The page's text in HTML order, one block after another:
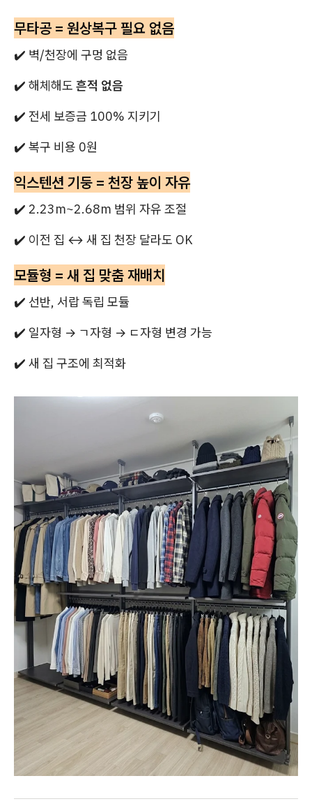
무타공 = 원상복구 필요 없음
✔️ 벽/천장에 구멍 없음
✔️ 해체해도 흔적 없음
✔️ 전세 보증금 100% 지키기
✔️ 복구 비용 0원
익스텐션 기둥 = 천장 높이 자유
✔️ 2.23m~2.68m 범위 자유 조절
✔️ 이전 집 ↔ 새 집 천장 달라도 OK
모듈형 = 새 집 맞춤 재배치
✔️ 선반, 서랍 독립 모듈
✔️ 일자형 → ㄱ자형 → ㄷ자형 변경 가능
✔️ 새 집 구조에 최적화